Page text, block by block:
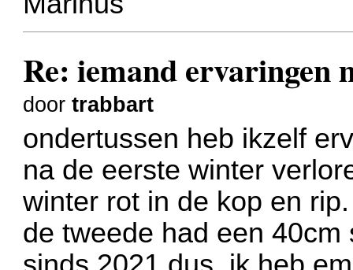
Re: iemand ervaringen
doortrabbart
ondertussen heb ikzelf
na de eerste winter
winter rot in de kop en rip.
de tweede had een